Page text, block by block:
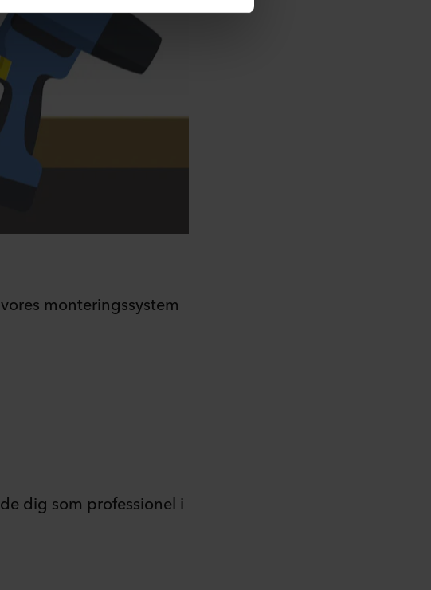
hver enkelt cookie gemmes på dit
og dermed behandle oplysninger
ikonet nederst på webstedet. Læs
i vores
personoplysninger.
monteringssystem
dig som professionel i